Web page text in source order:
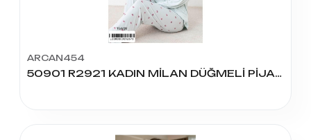
ARCAN454
50901 R2921 KADIN MİLAN DÜĞMELİ PİJAMA TAKIM